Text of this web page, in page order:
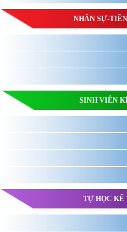
NHÂN SỰ-
SINH VIÊN
TỰ HỌC KẾ